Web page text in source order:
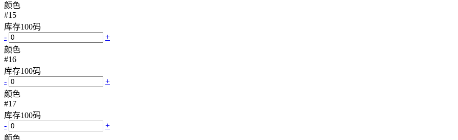
颜色
#15
库存100码
-
+
颜色
#16
库存100码
-
+
颜色
#17
库存100码
-
+
颜色